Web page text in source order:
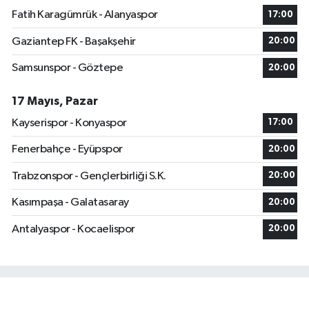
Fatih Karagümrük - Alanyaspor
17:00
Gaziantep FK - Başakşehir 20:00
Samsunspor - Göztepe 20:00
17 Mayıs, Pazar
Kayserispor - Konyaspor
17:00
Fenerbahçe - Eyüpspor 20:00
Trabzonspor - Gençlerbirliği S.K. 20:00
Kasımpaşa - Galatasaray 20:00
Antalyaspor - Kocaelispor 20:00